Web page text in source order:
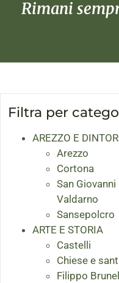
Rimani
Filtra per
AREZZO E
Arezzo
Cortona
San Giovanni
Valdarno
Sansepolcro
ARTE E STORIA
Castelli
Chiese e
Filippo